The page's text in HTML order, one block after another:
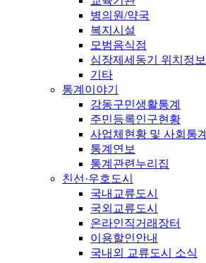
병의원/약국
복지시설
모범음식점
심장제세동기 위치정보
기타
통계이야기
강동구민생활통계
주민등록인구현황
사업체현황 및 사회통계
통계연보
통계관련누리집
친선·우호도시
국내교류도시
국외교류도시
온라인직거래장터
이용할인안내
국내외 교류도시 소식